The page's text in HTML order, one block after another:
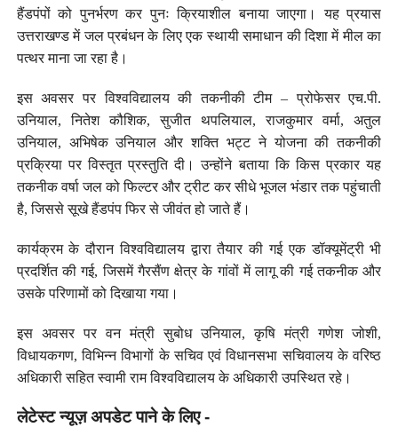
हैंडपंपों को पुनर्भरण कर पुनः क्रियाशील बनाया जाएगा। यह प्रयास
उत्तराखण्ड में जल प्रबंधन के लिए एक स्थायी समाधान की दिशा में मील का
पत्थर माना जा रहा है।
इस अवसर पर विश्वविद्यालय की तकनीकी टीम – प्रोफेसर एच.पी.
उनियाल, नितेश कौशिक, सुजीत थपलियाल, राजकुमार वर्मा, अतुल
उनियाल, अभिषेक उनियाल और शक्ति भट्ट ने योजना की तकनीकी
प्रक्रिया पर विस्तृत प्रस्तुति दी। उन्होंने बताया कि किस प्रकार यह
तकनीक वर्षा जल को फिल्टर और ट्रीट कर सीधे भूजल भंडार तक पहुंचाती
है, जिससे सूखे हैंडपंप फिर से जीवंत हो जाते हैं।
कार्यक्रम के दौरान विश्वविद्यालय द्वारा तैयार की गई एक डॉक्यूमेंट्री भी
प्रदर्शित की गई, जिसमें गैरसैंण क्षेत्र के गांवों में लागू की गई तकनीक और
उसके परिणामों को दिखाया गया।
इस अवसर पर वन मंत्री सुबोध उनियाल, कृषि मंत्री गणेश जोशी,
विधायकगण, विभिन्न विभागों के सचिव एवं विधानसभा सचिवालय के वरिष्ठ
अधिकारी सहित स्वामी राम विश्वविद्यालय के अधिकारी उपस्थित रहे।
लेटेस्ट न्यूज़ अपडेट पाने के लिए -